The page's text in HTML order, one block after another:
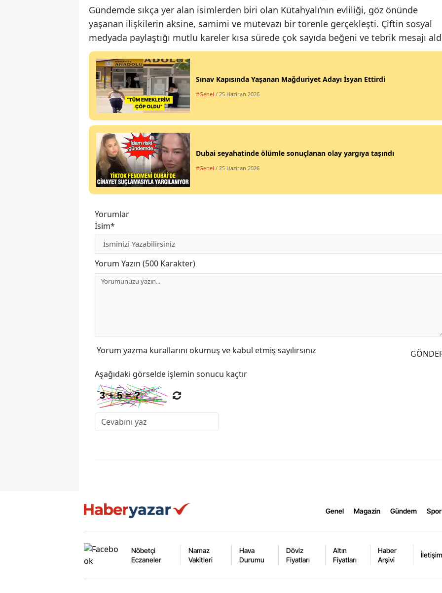
Gündemde sıkça yer alan isimlerden biri olan Kütahyalı’nın evliliği, göz önünde
yaşanan ilişkilerin aksine, samimi ve mütevazı bir törenle gerçekleşti. Çiftin sosyal
medyada paylaştığı mutlu kareler kısa sürede çok sayıda beğeni ve tebrik mesajı
Sınav Kapısında Yaşanan Mağduriyet Adayı İsyan Ettirdi
#Genel / 25 Haziran 2026
Dubai seyahatinde ölümle sonuçlanan olay yargıya taşındı
#Genel / 25 Haziran 2026
Yorumlar
İsim*
Yorum Yazın (500 Karakter)
Yorum yazma kurallarını okumuş ve kabul etmiş sayılırsınız
Aşağıdaki görselde işlemin sonucu kaçtır
Genel Magazin Gündem Spor
Nöbetçi
Eczaneler
Namaz
Vakitleri
Hava
Durumu
Döviz
Fiyatları
Altın
Fiyatları
Haber
Arşivi